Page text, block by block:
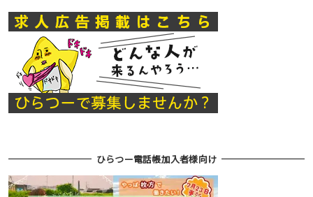
ひらつー電話帳加入者様向け